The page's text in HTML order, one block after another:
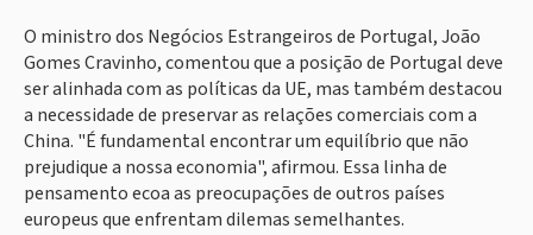
O ministro dos Negócios Estrangeiros de Portugal, João
Gomes Cravinho, comentou que a posição de Portugal deve
ser alinhada com as políticas da UE, mas também destacou
a necessidade de preservar as relações comerciais com a
China. "É fundamental encontrar um equilíbrio que não
prejudique a nossa economia", afirmou. Essa linha de
pensamento ecoa as preocupações de outros países
europeus que enfrentam dilemas semelhantes.